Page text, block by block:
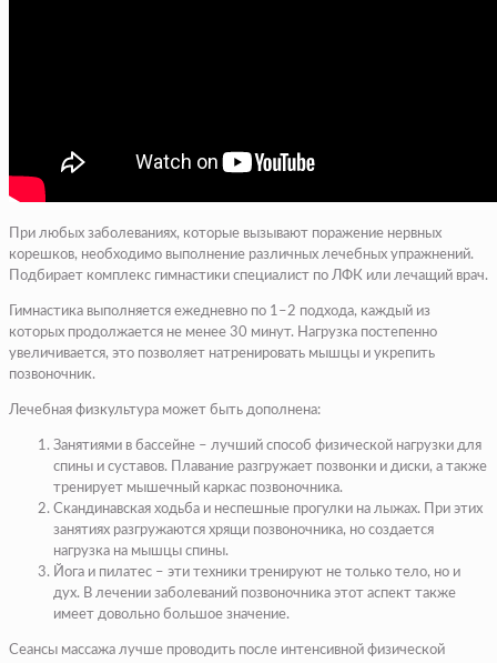
При любых заболеваниях, которые вызывают поражение нервных
корешков, необходимо выполнение различных лечебных упражнений.
Подбирает комплекс гимнастики специалист по ЛФК или лечащий врач.
Гимнастика выполняется ежедневно по 1–2 подхода, каждый из
которых продолжается не менее 30 минут. Нагрузка постепенно
увеличивается, это позволяет натренировать мышцы и укрепить
позвоночник.
Лечебная физкультура может быть дополнена:
Занятиями в бассейне – лучший способ физической нагрузки для
спины и суставов. Плавание разгружает позвонки и диски, а также
тренирует мышечный каркас позвоночника.
Скандинавская ходьба и неспешные прогулки на лыжах. При этих
занятиях разгружаются хрящи позвоночника, но создается
нагрузка на мышцы спины.
Йога и пилатес – эти техники тренируют не только тело, но и
дух. В лечении заболеваний позвоночника этот аспект также
имеет довольно большое значение.
Сеансы массажа лучше проводить после интенсивной физической